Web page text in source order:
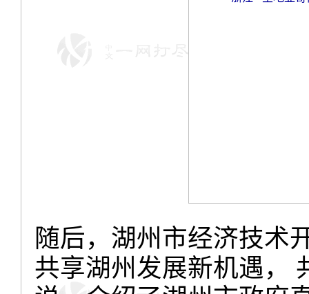
随后，湖州市经济技术
共享湖州发展新机遇，